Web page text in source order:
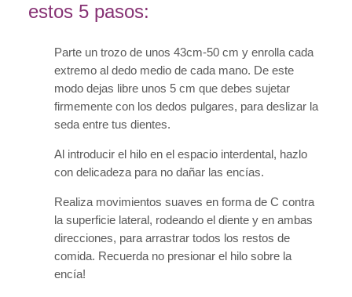
estos 5 pasos:
Parte un trozo de unos 43cm-50 cm y enrolla cada
extremo al dedo medio de cada mano. De este
modo dejas libre unos 5 cm que debes sujetar
firmemente con los dedos pulgares, para deslizar la
seda entre tus dientes.
Al introducir el hilo en el espacio interdental, hazlo
con delicadeza para no dañar las encías.
Realiza movimientos suaves en forma de C contra
la superficie lateral, rodeando el diente y en ambas
direcciones, para arrastrar todos los restos de
comida. Recuerda no presionar el hilo sobre la
encía!